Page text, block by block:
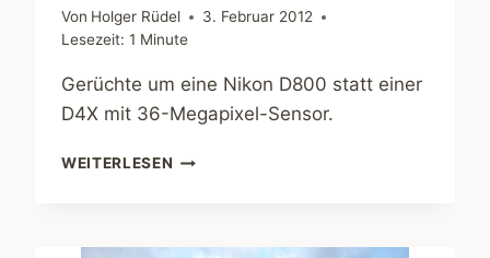
Von Holger Rüdel
3. Februar 2012
Lesezeit: 1 Minute
Gerüchte um eine Nikon D800 statt einer
D4X mit 36-Megapixel-Sensor.
WEITERLESEN NIKON